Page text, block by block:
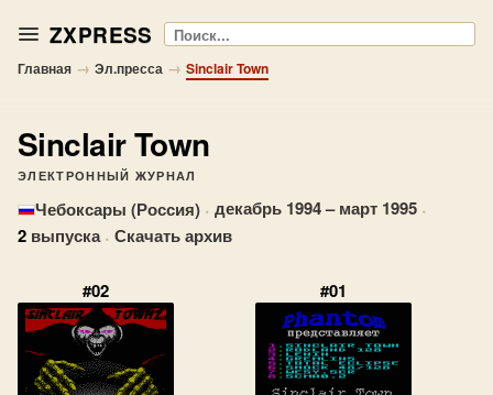
ZXPRESS Поиск
Главная → Эл.пресса → Sinclair Town
Sinclair Town
ЭЛЕКТРОННЫЙ ЖУРНАЛ
Чебоксары (Россия) · декабрь 1994 – март 1995 ·
2 выпуска · Скачать архив
#02 #01